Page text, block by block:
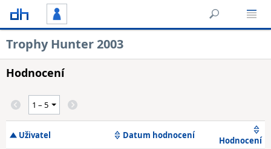
Trophy Hunter 2003
Hodnocení
Uživatel Datum hodnocení
Hodnocení